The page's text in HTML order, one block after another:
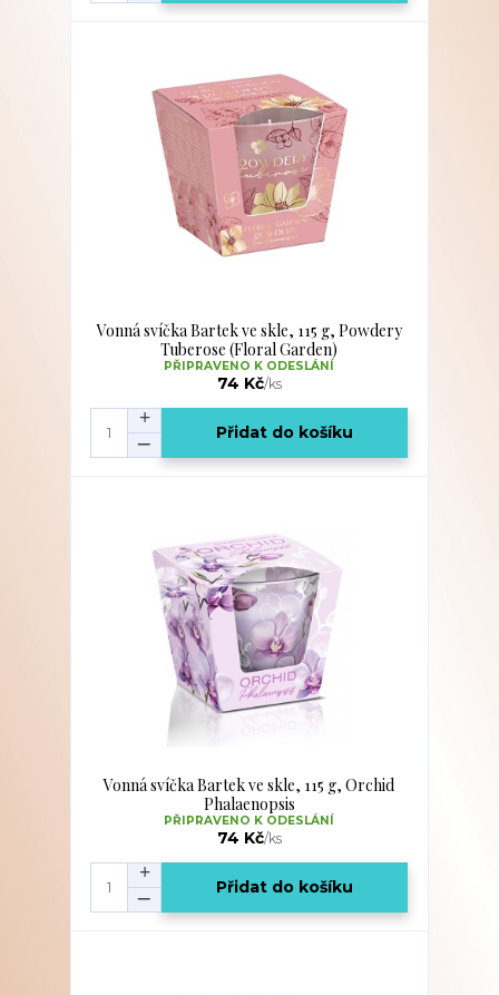
Vonná svíčka Bartek ve skle, 115 g, Powdery
Tuberose (Floral Garden)
74 Kč/ks
PŘIPRAVENO K ODESLÁNÍ
Přidat do košíku
Vonná svíčka Bartek ve skle, 115 g, Orchid
Phalaenopsis
74 Kč/ks
PŘIPRAVENO K ODESLÁNÍ
Přidat do košíku